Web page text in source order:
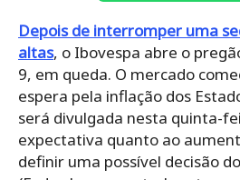
Depois de interromper uma
altas, o Ibovespa abre o
9, em queda. O mercado
espera pela inflação dos
será divulgada nesta quinta-
expectativa quanto ao
definir uma possível decisão